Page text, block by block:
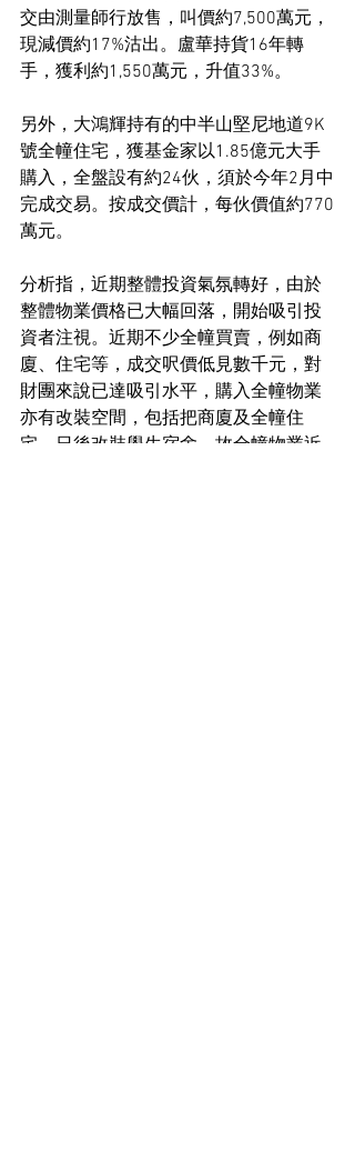
交由測量師行放售，叫價約7,500萬元，
現減價約17%沽出。盧華持貨16年轉
手，獲利約1,550萬元，升值33%。
另外，大鴻輝持有的中半山堅尼地道9K
號全幢住宅，獲基金家以1.85億元大手
購入，全盤設有約24伙，須於今年2月中
完成交易。按成交價計，每伙價值約770
萬元。
分析指，近期整體投資氣氛轉好，由於
整體物業價格已大幅回落，開始吸引投
資者注視。近期不少全幢買賣，例如商
廈、住宅等，成交呎價低見數千元，對
財團來說已達吸引水平，購入全幢物業
亦有改裝空間，包括把商廈及全幢住
宅，日後改裝學生宿舍，故全幢物業近